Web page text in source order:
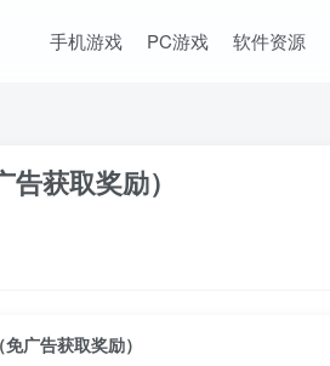
手机游戏 PC游戏 软件资源
获取奖励）
广告获取奖励）